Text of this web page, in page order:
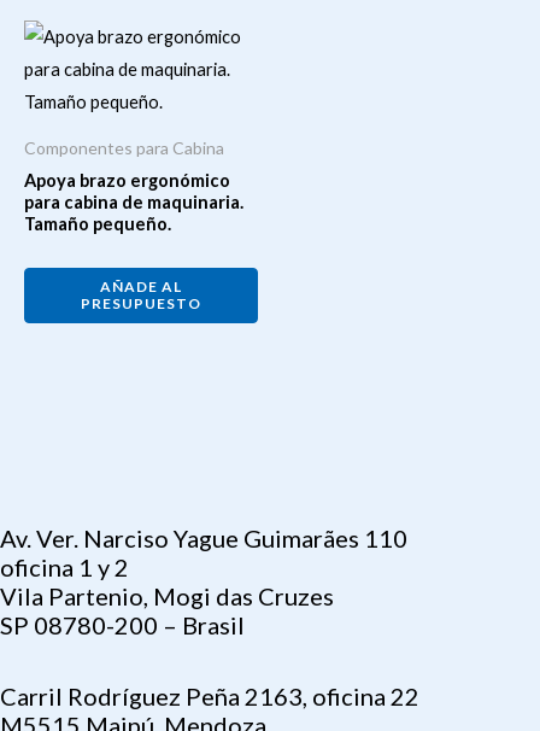
Componentes para Cabina
Apoya brazo ergonómico
para cabina de maquinaria.
Tamaño pequeño.
AÑADE AL
PRESUPUESTO
Av. Ver. Narciso Yague Guimarães 110
oficina 1 y 2
Vila Partenio, Mogi das Cruzes
SP 08780-200 – Brasil
Carril Rodríguez Peña 2163, oficina 22
M5515 Maipú, Mendoza